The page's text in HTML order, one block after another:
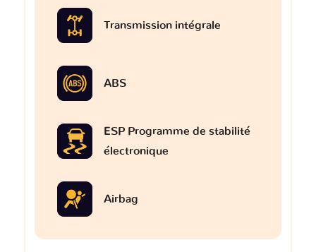
Transmission intégrale
ABS
ESP Programme de stabilité
électronique
Airbag